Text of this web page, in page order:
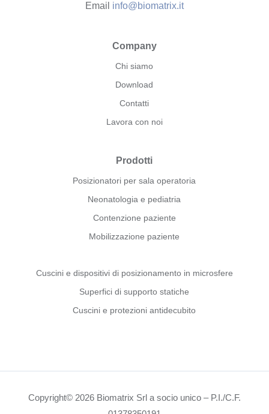
Email info@biomatrix.it
Company
Chi siamo
Download
Contatti
Lavora con noi
Prodotti
Posizionatori per sala operatoria
Neonatologia e pediatria
Contenzione paziente
Mobilizzazione paziente
Cuscini e dispositivi di posizionamento in microsfere
Superfici di supporto statiche
Cuscini e protezioni antidecubito
Copyright© 2026 Biomatrix Srl a socio unico – P.I./C.F.